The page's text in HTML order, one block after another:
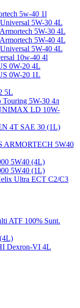
5w-40 1l
5W-30 4L
5W-30 4L
5W-40 4L
5W-40 4L
10w-40 4l
0W-20 4L
0W-20 1L
5L
5W-30 4л
LD 10W-
4Т SAE 30 (1L)
ARMORTECH 5W40
5W40 (4L)
5W40 (1L)
Ultra ECT C2/C3
ATF 100% Sunt.
Dexron-VI 4L